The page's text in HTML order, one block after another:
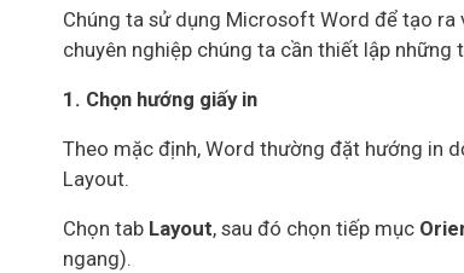
Chúng ta sử dụng Microsoft Word để tạo ra
chuyên nghiệp chúng ta cần thiết lập những
1. Chọn hướng giấy in
Theo mặc định, Word thường đặt hướng in
Layout.
Chọn tab Layout, sau đó chọn tiếp mục
ngang).